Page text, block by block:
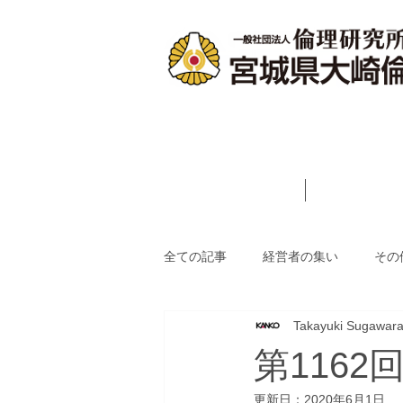
全ての記事 経営者の集い その
第1162
Takayuki Sugawara
更新日： 2020年6月1日